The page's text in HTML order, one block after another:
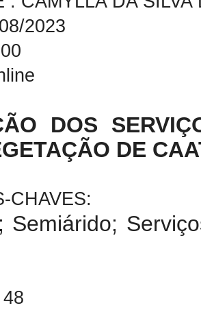
2023
DOS
DE
CHAVES:
Semiárido;